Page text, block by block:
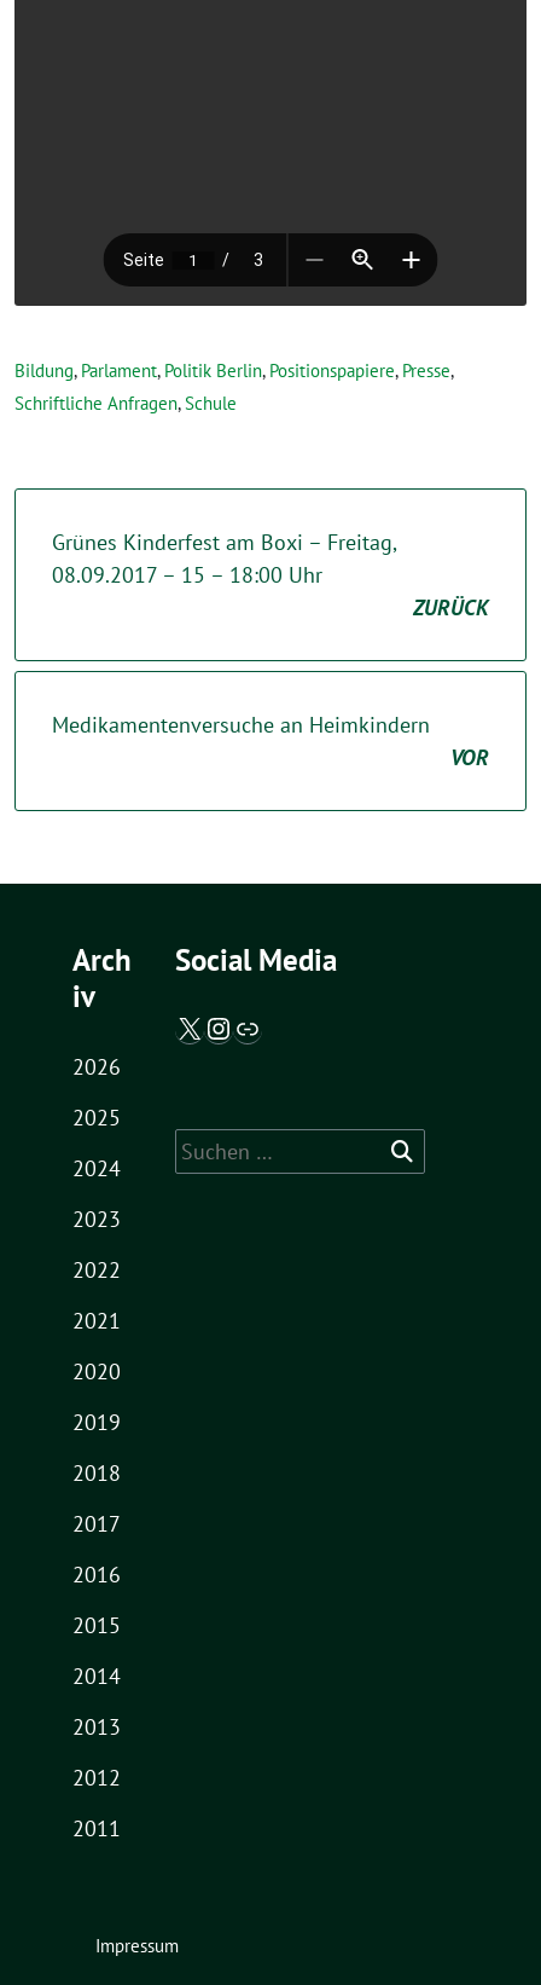
Bildung, Parlament, Politik Berlin, Positionspapiere, Presse,
Schriftliche Anfragen,Schule
Grünes Kinderfest am Boxi – Freitag,
08.09.2017 – 15 – 18:00 Uhr
ZURÜCK
Medikamentenversuche an Heimkindern
VOR
Arch
iv
2026
2025
2024
2023
2022
2021
2020
2019
2018
2017
2016
2015
2014
2013
2012
2011
Social Media
X / Twitter
Instagram
Abgeordnetenwatch
Suche
nach:
Impressum